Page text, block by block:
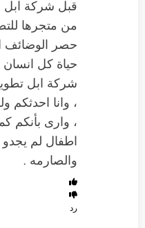
قبل شركة ابل
من متجرها
حصر الوضائف
حياة كل
شركة ابل
، وانا احدثكم
، وارى بأنكم
اطفال لم يجدو
والصارمه .
رد